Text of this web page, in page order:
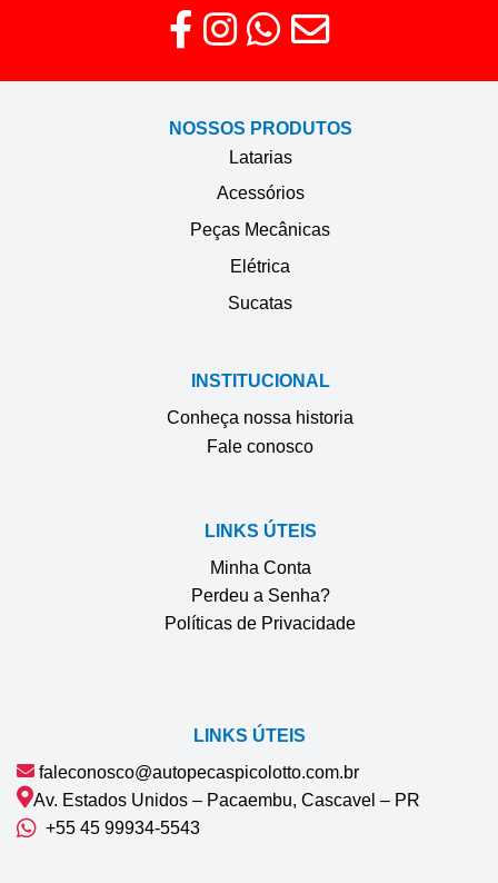
NOSSOS PRODUTOS
Latarias
Acessórios
Peças Mecânicas
Elétrica
Sucatas
INSTITUCIONAL
Conheça nossa historia
Fale conosco
LINKS ÚTEIS
Minha Conta
Perdeu a Senha?
Políticas de Privacidade
LINKS ÚTEIS
faleconosco@autopecaspicolotto.com.br
Av. Estados Unidos – Pacaembu, Cascavel – PR
+55 45 99934‑5543‬